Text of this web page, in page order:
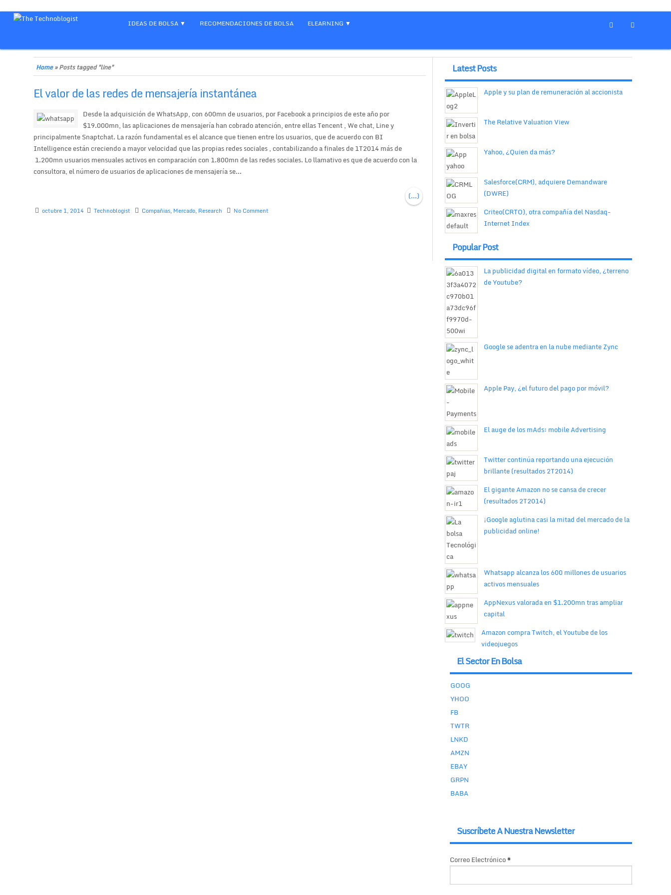
IDEAS DE BOLSA RECOMENDACIONES DE BOLSA ELEARNING
Home»Posts tagged "line"
El valor de las redes de mensajería instantánea
Desde la adquisición de WhatsApp, con 600mn de usuarios, por Facebook a principios de este año por
$19.000mn, las aplicaciones de mensajería han cobrado atención, entre ellas Tencent , We chat, Line y
principalmente Snaptchat. La razón fundamental es el alcance que tienen entre los usuarios, que de acuerdo con BI
Intelligence están creciendo a mayor velocidad que las propias redes sociales , contabilizando a finales de 1T2014 más de
1.200mn usuarios mensuales activos en comparación con 1.800mn de las redes sociales. Lo llamativo es que de acuerdo con la
consultora, el número de usuarios de aplicaciones de mensajería se...
(...)
octubre 1, 2014 Technoblogist Compañias, Mercado, Research No Comment
Latest Posts
Apple y su plan de remuneración al accionista
The Relative Valuation View
Yahoo, ¿Quien da más?
Salesforce(CRM), adquiere Demandware
(DWRE)
Criteo(CRTO), otra compañía del Nasdaq-
Internet Index
Popular Post
La publicidad digital en formato vídeo, ¿terreno
de Youtube?
Google se adentra en la nube mediante Zync
Apple Pay, ¿el futuro del pago por móvil?
El auge de los mAds: mobile Advertising
Twitter continúa reportando una ejecución
brillante (resultados 2T2014)
El gigante Amazon no se cansa de crecer
(resultados 2T2014)
¡Google aglutina casi la mitad del mercado de la
publicidad online!
Whatsapp alcanza los 600 millones de usuarios
activos mensuales
AppNexus valorada en $1.200mn tras ampliar
capital
Amazon compra Twitch, el Youtube de los
videojuegos
El Sector En Bolsa
GOOG
YHOO
FB
TWTR
LNKD
AMZN
EBAY
GRPN
BABA
Suscríbete A Nuestra Newsletter
Correo Electrónico*